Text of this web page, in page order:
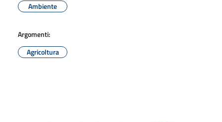
Ambiente
Argomenti:
Agricoltura